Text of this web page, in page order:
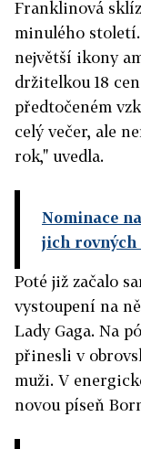
Franklinová
minulého
největší ikony
držitelkou 18
předtočeném
celý večer, ale
rok," uvedla.
Nominace
jich rovných
Poté již začalo
vystoupení na
Lady Gaga. Na
přinesli v
muži. V
novou píseň